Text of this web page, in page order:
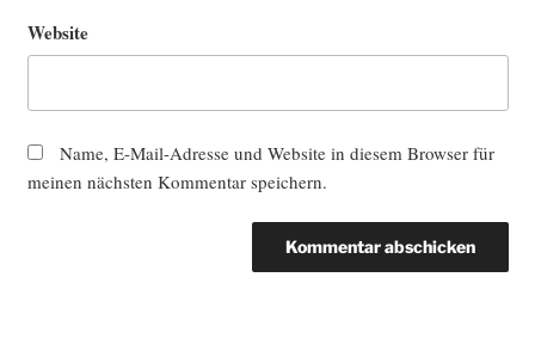
Website
Name, E-Mail-Adresse und Website in diesem Browser für
meinen nächsten Kommentar speichern.